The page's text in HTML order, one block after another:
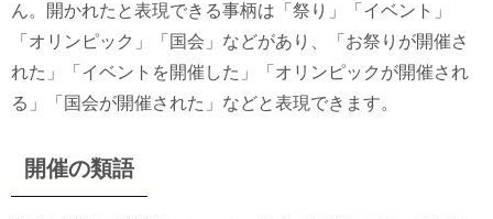
ん。開かれたと表現できる事柄は「祭り」「イベント」
「オリンピック」「国会」などがあり、「お祭りが開催さ
れた」「イベントを開催した」「オリンピックが開催され
る」「国会が開催された」などと表現できます。
開催の類語